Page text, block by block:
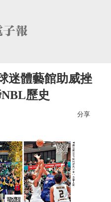
迷體藝館助威挫
歷史
分享